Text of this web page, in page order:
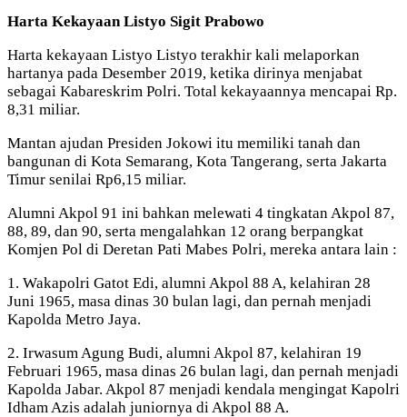
Harta Kekayaan Listyo Sigit Prabowo
Harta kekayaan Listyo Listyo terakhir kali melaporkan
hartanya pada Desember 2019, ketika dirinya menjabat
sebagai Kabareskrim Polri. Total kekayaannya mencapai Rp.
8,31 miliar.
Mantan ajudan Presiden Jokowi itu memiliki tanah dan
bangunan di Kota Semarang, Kota Tangerang, serta Jakarta
Timur senilai Rp6,15 miliar.
Alumni Akpol 91 ini bahkan melewati 4 tingkatan Akpol 87,
88, 89, dan 90, serta mengalahkan 12 orang berpangkat
Komjen Pol di Deretan Pati Mabes Polri, mereka antara lain :
1. Wakapolri Gatot Edi, alumni Akpol 88 A, kelahiran 28
Juni 1965, masa dinas 30 bulan lagi, dan pernah menjadi
Kapolda Metro Jaya.
2. Irwasum Agung Budi, alumni Akpol 87, kelahiran 19
Februari 1965, masa dinas 26 bulan lagi, dan pernah menjadi
Kapolda Jabar. Akpol 87 menjadi kendala mengingat Kapolri
Idham Azis adalah juniornya di Akpol 88 A.